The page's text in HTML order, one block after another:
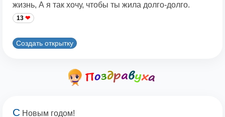
жизнь, А я так хочу, чтобы ты жила долго-долго.
13
Создать открытку
С Новым годом!